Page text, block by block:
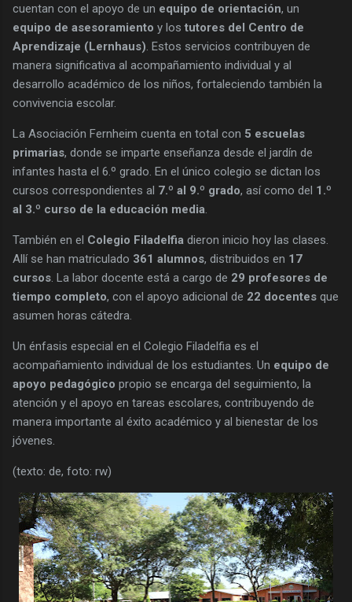
cuentan con el apoyo de un equipo de orientación, un
equipo de asesoramiento y los tutores del Centro de
Aprendizaje (Lernhaus) . Estos servicios contribuyen de
manera significativa al acompañamiento individual y al
desarrollo académico de los niños, fortaleciendo también la
convivencia escolar.
La Asociación Fernheim cuenta en total con 5 escuelas
primarias, donde se imparte enseñanza desde el jardín de
infantes hasta el 6.º grado. En el único colegio se dictan los
cursos correspondientes al 7.º al 9.º grado, así como del 1.º
al 3.º curso de la educación media
También en el Colegio Filadelfia dieron inicio hoy las clases.
Allí se han matriculado 361 alumnos, distribuidos en 17
cursos . La labor docente está a cargo de 29 profesores de
tiempo completo, con el apoyo adicional de 22 docentes que
asumen horas cátedra.
Un énfasis especial en el Colegio Filadelfia es el
acompañamiento individual de los estudiantes. Un equipo de
apoyo pedagógico propio se encarga del seguimiento, la
atención y el apoyo en tareas escolares, contribuyendo de
manera importante al éxito académico y al bienestar de los
jóvenes.
(texto: de, foto: rw)